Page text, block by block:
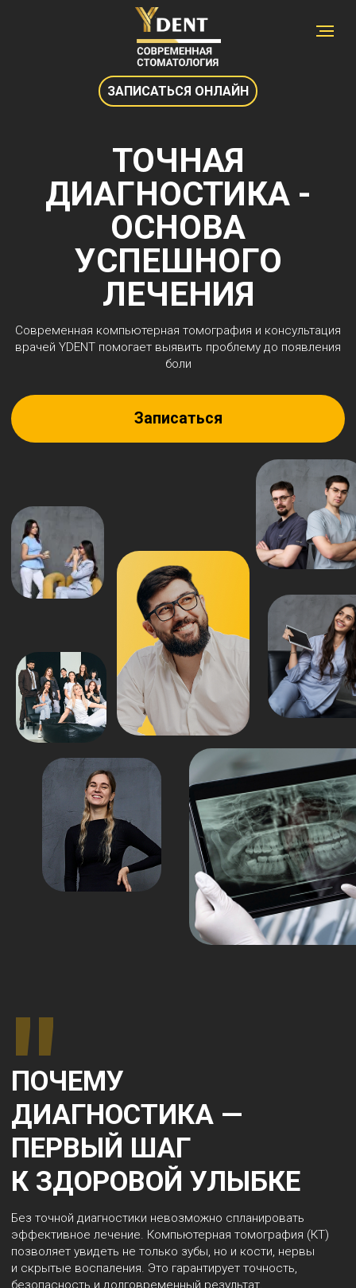
ЗАПИСАТЬСЯ ОНЛАЙН
ТОЧНАЯ
ОСНОВА
УСПЕШНОГО
ЛЕЧЕНИЯ
Современная компьютерная томография и консультация
врачей YDENT помогает выявить проблему до появления
Записаться
"
ПОЧЕМУ
ДИАГНОСТИКА —
ПЕРВЫЙ ШАГ
К ЗДОРОВОЙ УЛЫБКЕ
Без точной диагностики невозможно спланировать
эффективное лечение. Компьютерная томография (КТ)
позволяет увидеть не только зубы, но и кости, нервы
и скрытые воспаления. Это гарантирует точность,
СТОМАТОЛОГИЧЕСКИЙ
ЧЕКАП YDENT
01
ПОДРОБНАЯ КОНСУЛЬТАЦИЯ
ВРАЧА-СТОМАТОЛОГА
вопросы, рекомендации по уходу.
Комплексная диагностика, которая заменяет несколько
приёмов у разных специалистов — в один визит. Всё, что
нужно, чтобы понять состояние ваших зубов и дёсен,
и получить персональный план лечения